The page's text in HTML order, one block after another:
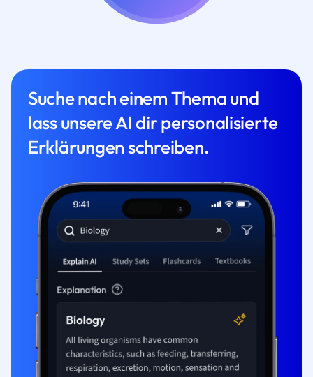
Suche nach einem Thema und
lass unsere AI dir personalisierte
Erklärungen schreiben.